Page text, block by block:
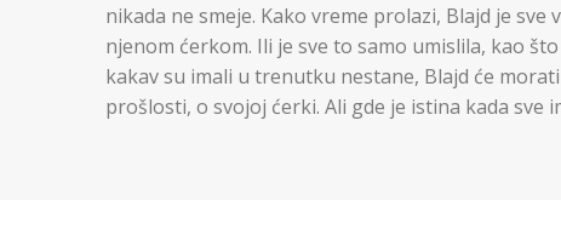
nikada ne smeje. Kako vreme prolazi, Blajd je sve
njenom ćerkom. Ili je sve to samo umislila, kao
kakav su imali u trenutku nestane, Blajd će
prošlosti, o svojoj ćerki. Ali gde je istina kada sve